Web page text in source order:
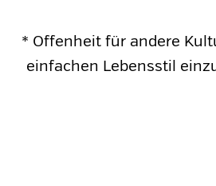
* Offenheit für andere
einfachen Lebensstil